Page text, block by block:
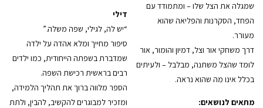
שמגלה את הצל שלו – ומתמודד עם
הפחד, הסקרנות והפליאה שהוא
מעורר.
דרך משחקי אור וצל, דמיון והומור, אור
לומד שהצל משתנה, מבלבל – ולעיתים
בכלל אינו מה שהוא נראה.
מתאים לנושאים:
דילי
“יש לה, לגילי, שפה משלה.”
סיפור מחייך ומלא אהדה על ילדה
שמדברת בשפתה הייחודית, כמו ילדים
רבים בראשית רכישת השפה.
הספר מלווה ברוך את תהליך הלמידה,
ומזכיר למבוגרים להקשיב, להבין, ולתת